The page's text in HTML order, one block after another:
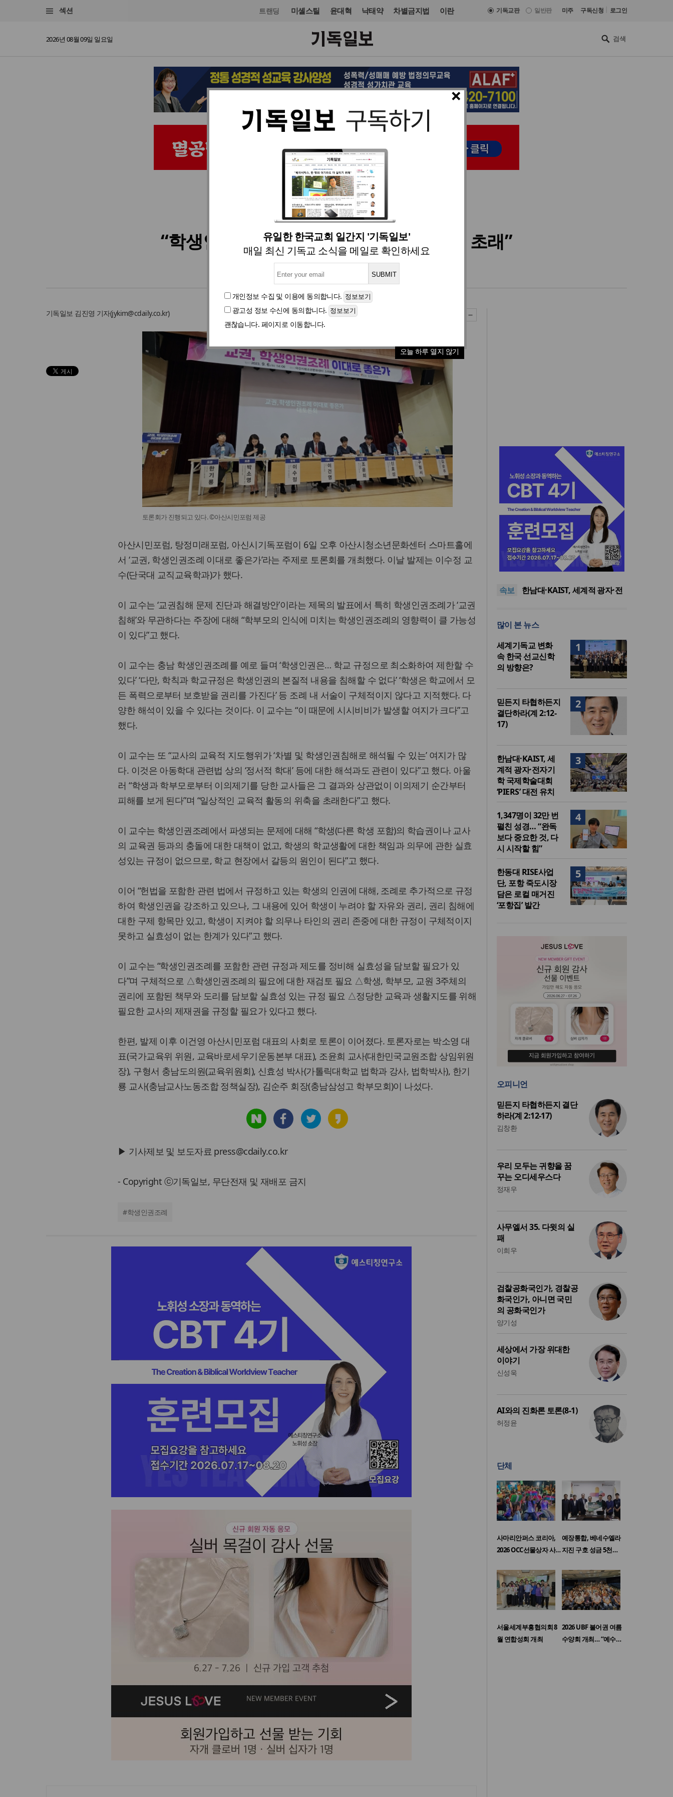
섹션 트랜딩 미셸스틸 윤대혁 낙태약 차별금지법 이란 기독교판 일반판 미주 구독신청 로그인
2026년 08월 09일 일요일
×
유일한 한국교회 일간지 '기독일보'
매일 최신 기독교 소식을 메일로 확인하세요
개인정보 수집 및 이용에 동의합니다.
광고성 정보 수신에 동의합니다.
괜찮습니다. 페이지로 이동합니다.
오늘 하루 열지 않기
사회 입력 2023. 09. 07 06:55
“학생인권조례, 일상적 교육 활동의 위축 초래”
이수정 교수, 아산시민포럼 등 주최 토론회서 발제
기독일보 김진영 기자(jykim@cdaily.co.kr)
토론회가 진행되고 있다. ©아산시민포럼 제공
아산시민포럼, 탕정미래포럼, 아신시기독포럼이 6일 오후 아산시청소년문화센터 스마트홀에
서 ‘교권, 학생인권조례 이대로 좋은가’라는 주제로 토론회를 개최했다. 이날 발제는 이수정 교
수(단국대 교직교육학과)가 했다.
이 교수는 ‘교권침해 문제 진단과 해결방안’이라는 제목의 발표에서 특히 학생인권조례가 ‘교권
침해’와 무관하다는 주장에 대해 “학부모의 인식에 미치는 학생인권조례의 영향력이 클 가능성
이 있다”고 했다.
이 교수는 충남 학생인권조례를 예로 들며 ‘학생인권은… 학교 규정으로 최소화하여 제한할 수
있다’ ‘다만, 학칙과 학교규정은 학생인권의 본질적 내용을 침해할 수 없다’ ‘학생은 학교에서 모
든 폭력으로부터 보호받을 권리를 가진다’ 등 조례 내 서술이 구체적이지 않다고 지적했다. 다
양한 해석이 있을 수 있다는 것이다. 이 교수는 “이 때문에 시시비비가 발생할 여지가 크다”고
했다.
이 교수는 또 “교사의 교육적 지도행위가 ‘차별 및 학생인권침해로 해석될 수 있는’ 여지가 많
다. 이것은 아동학대 관련법 상의 ‘정서적 학대’ 등에 대한 해석과도 관련이 있다”고 했다. 아울
러 “학생과 학부모로부터 이의제기를 당한 교사들은 그 결과와 상관없이 이의제기 순간부터
피해를 보게 된다”며 “일상적인 교육적 활동의 위축을 초래한다”고 했다.
이 교수는 학생인권조례에서 파생되는 문제에 대해 “학생(다른 학생 포함)의 학습권이나 교사
의 교육권 등과의 충돌에 대한 대책이 없고, 학생의 학교생활에 대한 책임과 의무에 관한 실효
성있는 규정이 없으므로, 학교 현장에서 갈등의 원인이 된다”고 했다.
이어 “헌법을 포함한 관련 법에서 규정하고 있는 학생의 인권에 대해, 조례로 추가적으로 규정
하여 학생인권을 강조하고 있으나, 그 내용에 있어 학생이 누려야 할 자유와 권리, 권리 침해에
대한 구제 항목만 있고, 학생이 지켜야 할 의무나 타인의 권리 존중에 대한 규정이 구체적이지
못하고 실효성이 없는 한계가 있다”고 했다.
이 교수는 “학생인권조례를 포함한 관련 규정과 제도를 정비해 실효성을 담보할 필요가 있
다”며 구체적으로 △학생인권조례의 필요에 대한 재검토 필요 △학생, 학부모, 교원 3주체의
권리에 포함된 책무와 도리를 담보할 실효성 있는 규정 필요 △정당한 교육과 생활지도를 위해
필요한 교사의 제재권을 규정할 필요가 있다고 했다.
한편, 발제 이후 이건영 아산시민포럼 대표의 사회로 토론이 이어졌다. 토론자로는 박소영 대
표(국가교육위 위원, 교육바로세우기운동본부 대표), 조윤희 교사(대한민국교원조합 상임위원
장), 구형서 충남도의원(교육위원회), 신효성 박사(가톨릭대학교 법학과 강사, 법학박사), 한기
룡 교사(충남교사노동조합 정책실장), 김순주 회장(충남삼성고 학부모회)이 나섰다.
▶ 기사제보 및 보도자료 press@cdaily.co.kr
- Copyright ⓒ기독일보, 무단전재 및 재배포 금지
#학생인권조례
속보
느헤미야 연합기도회, ‘왕의 기
도’로 나라·한국교회·다음세대
세기총 “자유를 지키며 하나 된
시장 담은 로컬 매거진 ‘포항집’
한남대·KAIST, 세계적 광자·전
도’로 나라·한국교회·다음세대
세기총 “자유를 지키며 하나 된
희망의 미래를 향하여”
많이 본 뉴스
1
세계기독교 변화
속 한국 선교신학
의 방향은?
2
믿든지 타협하든지
결단하라(계 2:12-
17)
3
한남대·KAIST, 세
계적 광자·전자기
학 국제학술대회
‘PIERS’ 대전 유치
4
1,347명이 32만 번
펼친 성경… “완독
보다 중요한 것, 다
시 시작할 힘”
5
한동대 RISE사업
단, 포항 죽도시장
담은 로컬 매거진
‘포항집’ 발간
오피니언
믿든지 타협하든지 결단
하라(계 2:12-17)
김창환
우리 모두는 귀향을 꿈
꾸는 오디세우스다
정재우
사무엘서 35. 다윗의 실
패
이희우
검찰공화국인가, 경찰공
화국인가, 아니면 국민
의 공화국인가
양기성
세상에서 가장 위대한
이야기
신성욱
AI와의 진화론 토론(8-1)
허정윤
단체
사마리안퍼스 코리아,
2026 OCC선물상자 사…
예장통합, 베네수엘라
지진 구호 성금 5천…
서울세계부흥협의회 8
월 연합성회 개최
2026 UBF 불어권 여름
수양회 개최… “예수…